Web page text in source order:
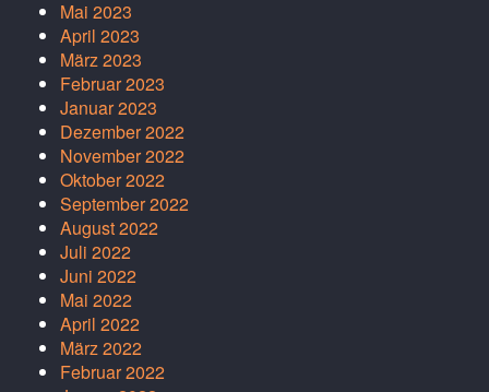
Mai 2023
April 2023
März 2023
Februar 2023
Januar 2023
Dezember 2022
November 2022
Oktober 2022
September 2022
August 2022
Juli 2022
Juni 2022
Mai 2022
April 2022
März 2022
Februar 2022